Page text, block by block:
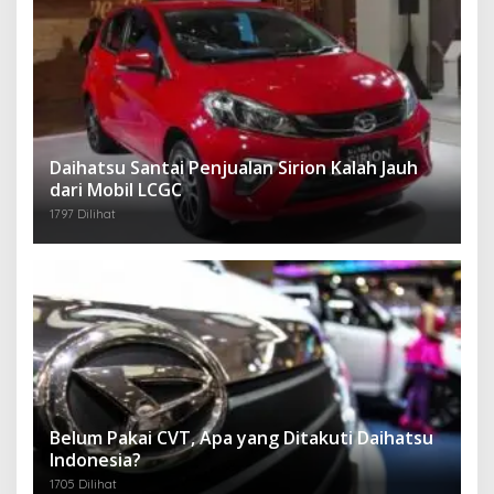
Daihatsu Santai Penjualan Sirion Kalah Jauh
dari Mobil LCGC
1797 Dilihat
Belum Pakai CVT, Apa yang Ditakuti Daihatsu
Indonesia?
1705 Dilihat